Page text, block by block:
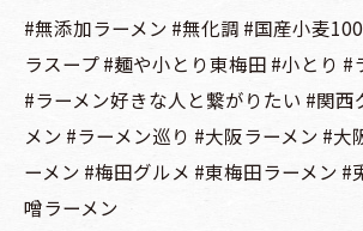
#無添加ラーメン #無化調 #国産小麦
ラスープ #麺や小とり東梅田 #小とり
#ラーメン好きな人と繋がりたい #関西
メン #ラーメン巡り #大阪ラーメン #大
ーメン #梅田グルメ #東梅田ラーメン #
噌ラーメン